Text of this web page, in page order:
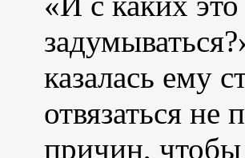
казалась ему
отвязаться
причин,